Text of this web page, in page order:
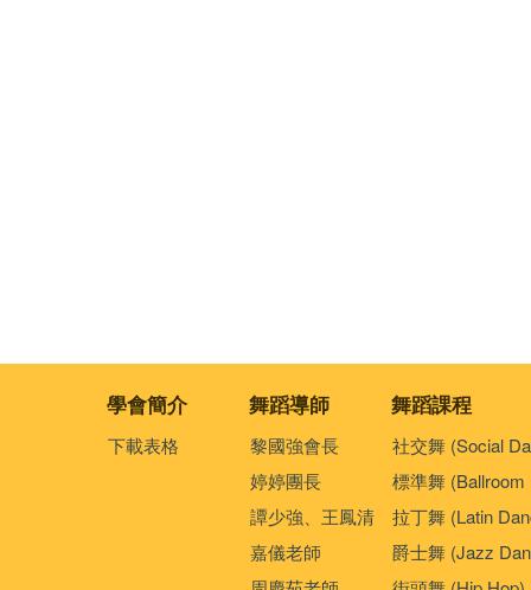
學會簡介 舞蹈導師 舞蹈課程
下載表格
黎國強會長
婷婷團長
譚少強、王鳳清
嘉儀老師
社交舞 (Social
標準舞 (Ballroom
拉丁舞 (Latin
爵士舞 (Jazz